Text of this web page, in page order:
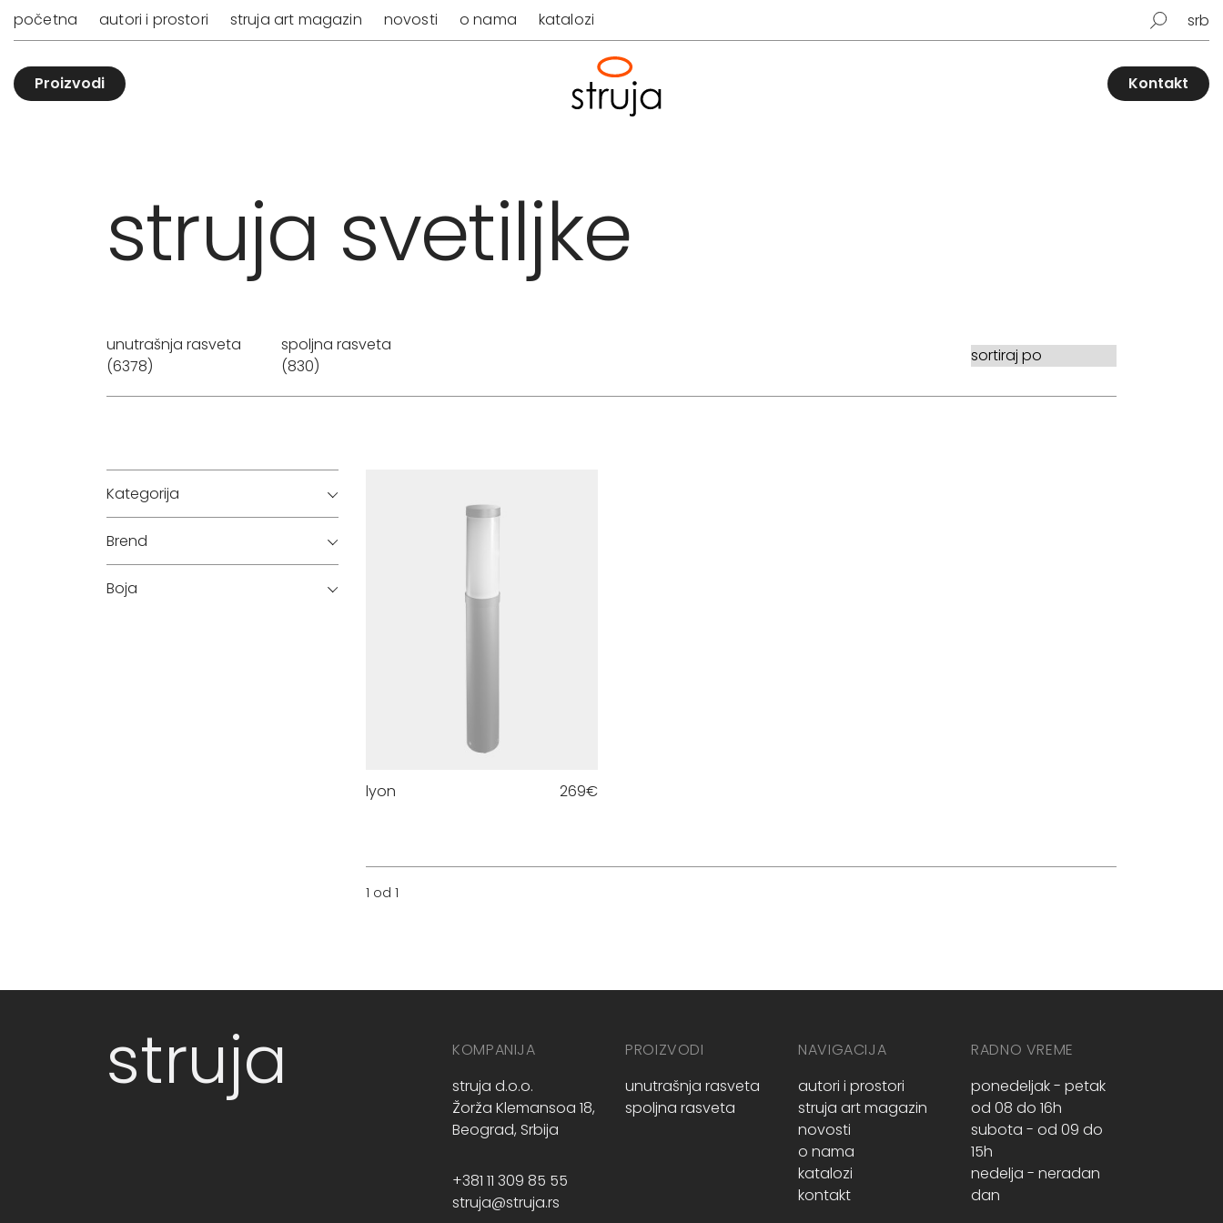
početna autori i prostori struja art magazin novosti o nama katalozi srb
Proizvodi Kontakt
struja svetiljke
unutrašnja rasveta
(6378)
spoljna rasveta
(830)
Kategorija
Brend
Boja
lyon 269€
1 od 1
struja
KOMPANIJA
struja d.o.o.
Žorža Klemansoa 18,
Beograd, Srbija
+381 11 309 85 55
struja@struja.rs
PROIZVODI
unutrašnja rasveta
spoljna rasveta
NAVIGACIJA
autori i prostori
struja art magazin
novosti
o nama
katalozi
kontakt
RADNO VREME
ponedeljak - petak
od 08 do 16h
subota - od 09 do
15h
nedelja - neradan
dan